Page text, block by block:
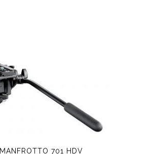
MANFROTTO 701 HDV